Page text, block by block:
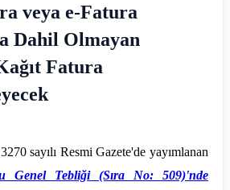
veya e-Fatura
Dahil Olmayan
Fatura
sayılı Resmi Gazete'de yayımlanan
Genel Tebliği (Sıra No: 509)'nde